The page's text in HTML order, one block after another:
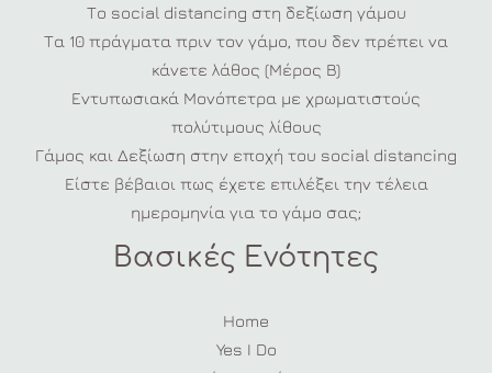
Το social distancing στη δεξίωση γάμου
Τα 10 πράγματα πριν τον γάμο, που δεν πρέπει να
κάνετε λάθος (Μέρος Β)
Εντυπωσιακά Μονόπετρα με χρωματιστούς
πολύτιμους λίθους
Γάμος και Δεξίωση στην εποχή του social distancing
Είστε βέβαιοι πως έχετε επιλέξει την τέλεια
ημερομηνία για το γάμο σας;
Βασικές Ενότητες
Home
Yes I Do